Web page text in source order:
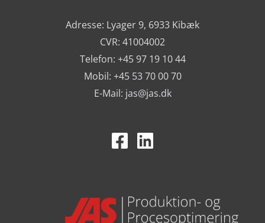
Adresse: Lyager 9, 6933 Kibæk
CVR: 41004002
Telefon: +45 97 19 10 44
Mobil: +45 53 70 00 70
E-Mail: jas@jas.dk